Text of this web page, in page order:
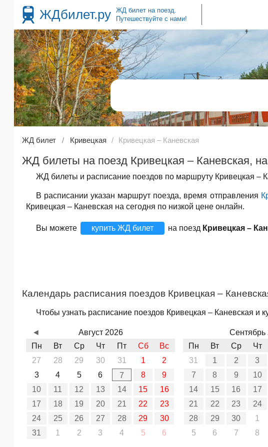
ЖДбилет.ру
ЖД билет на поезд.
Путешествуйте с нами!
ЖД билет Кривецкая Кривецкая – Каневская
ЖД билеты на поезд Кривецкая – Каневская, на
ЖД билеты и расписание поездов по маршруту Кривецкая –
В расписании указан маршрут поезда, время отправления
Кривецкая – Каневская на сегодня по низкой цене онлайн.
Вы можете купить ЖД билет на поезд Кривецкая –
Календарь расписания поездов Кривецкая –
Чтобы узнать расписание поездов Кривецкая – Каневская и
Август 2026
Пн
Вт Ср Чт Пт Сб
Вс
27
28 29 30 31 1
2
3
4 5 6 7 8
9
10
11 12 13 14 15
16
17
18 19 20 21 22
23
24
25 26 27 28 29
30
31
1 2 3 4 5 6
Сентябрь
Пн
Вт Ср Чт
31
1 2 3
7
8 9 10
14
15 16 17
21
22 23 24
28
29 30 1
5
6 7 8
◄